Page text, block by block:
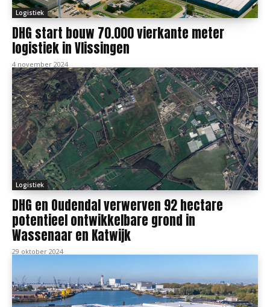
Logistiek
DHG start bouw 70.000 vierkante meter
logistiek in Vlissingen
4 november 2024
Logistiek
DHG en Oudendal verwerven 92 hectare
potentieel ontwikkelbare grond in
Wassenaar en Katwijk
29 oktober 2024